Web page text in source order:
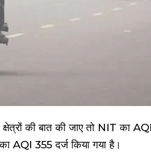
की बात की जाए तो NIT का
AQI 355 दर्ज किया गया है।